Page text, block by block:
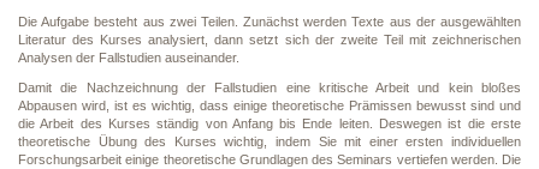
Die Aufgabe besteht aus zwei Teilen. Zunächst werden Texte aus der ausgewählten
Literatur des Kurses analysiert, dann setzt sich der zweite Teil mit zeichnerischen
Analysen der Fallstudien auseinander.
Damit die Nachzeichnung der Fallstudien eine kritische Arbeit und kein bloßes
Abpausen wird, ist es wichtig, dass einige theoretische Prämissen bewusst sind und
die Arbeit des Kurses ständig von Anfang bis Ende leiten. Deswegen ist die erste
theoretische Übung des Kurses wichtig, indem Sie mit einer ersten individuellen
Forschungsarbeit einige theoretische Grundlagen des Seminars vertiefen werden. Die